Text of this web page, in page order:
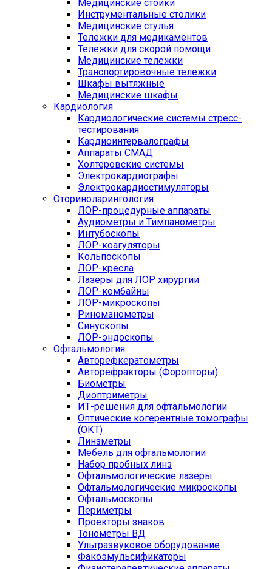
Медицинские стойки
Инструментальные столики
Медицинские стулья
Тележки для медикаментов
Тележки для скорой помощи
Медицинские тележки
Транспортировочные тележки
Шкафы вытяжные
Медицинские шкафы
Кардиология
Кардиологические системы стресс-
тестирования
Кардиоинтервалографы
Аппараты СМАД
Холтеровские системы
Электрокардиографы
Электрокардиостимуляторы
Оториноларингология
ЛОР-процедурные аппараты
Аудиометры и Тимпанометры
Интубоскопы
ЛОР-коагуляторы
Кольпоскопы
ЛОР-кресла
Лазеры для ЛОР хирургии
ЛОР-комбайны
ЛОР-микроскопы
Риноманометры
Синускопы
ЛОР-эндоскопы
Офтальмология
Авторефкератометры
Авторефракторы (Форопторы)
Биометры
Диоптриметры
ИТ-решения для офтальмологии
Оптические когерентные томографы
(ОКТ)
Линзметры
Мебель для офтальмологии
Набор пробных линз
Офтальмологические лазеры
Офтальмологические микроскопы
Офтальмоскопы
Периметры
Проекторы знаков
Тонометры ВД
Ультразвуковое оборудование
Факоэмульсификаторы